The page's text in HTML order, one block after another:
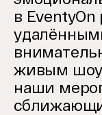
в
живым шоу
наши